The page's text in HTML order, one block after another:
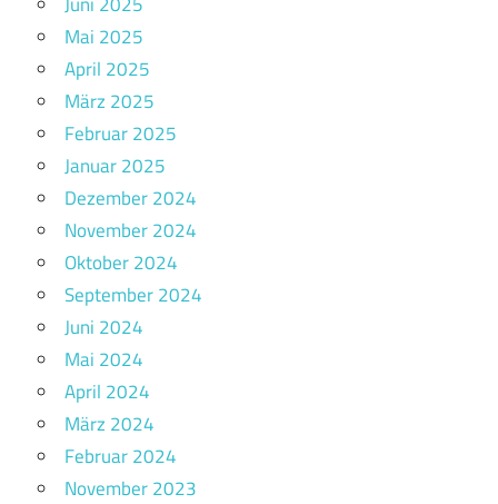
Mai 2025
April 2025
März 2025
Februar 2025
Januar 2025
Dezember 2024
November 2024
Oktober 2024
September 2024
Juni 2024
Mai 2024
April 2024
März 2024
Februar 2024
November 2023